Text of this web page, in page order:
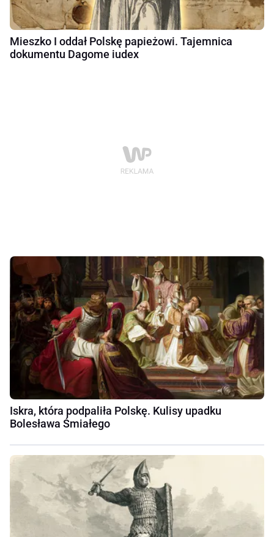
Mieszko I oddał Polskę papieżowi. Tajemnica
dokumentu Dagome iudex
Iskra, która podpaliła Polskę. Kulisy upadku
Bolesława Śmiałego